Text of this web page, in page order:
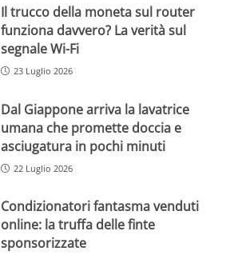
Il trucco della moneta sul router
funziona davvero? La verità sul
segnale Wi-Fi
23 Luglio 2026
Dal Giappone arriva la lavatrice
umana che promette doccia e
asciugatura in pochi minuti
22 Luglio 2026
Condizionatori fantasma venduti
online: la truffa delle finte
sponsorizzate